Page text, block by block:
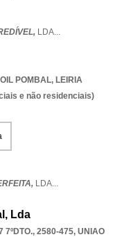
LDA...
POMBAL, LEIRIA
e não residenciais)
LDA...
Lda
7ºDTO., 2580-475, UNIAO